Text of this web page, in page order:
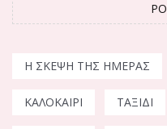
Η ΣΚΈΨΗ ΤΗΣ ΗΜΈΡΑΣ
ΚΑΛΟΚΑΊΡΙ ΤΑΞΊΔΙ